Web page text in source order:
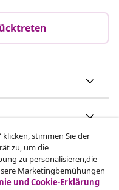
klicken, stimmen Sie der
zu, um die
zu personalisieren,die
Marketingbemühungen
und Cookie-Erklärung